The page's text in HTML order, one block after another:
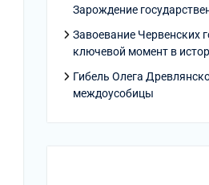
Зарождение
Завоевание Червенских
ключевой момент в
Гибель Олега
междоусобицы